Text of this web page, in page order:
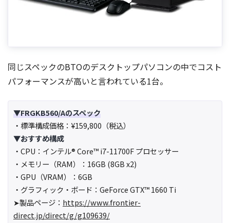
同じスペックのBTOのデスクトップパソコンの中でコスト
パフォーマンスが高いと言われている1台。
▼FRGKB560/Aのスペック
・標準構成価格：¥159,800（税込）
▼おすすめ構成
・CPU：インテル® Core™ i7-11700F プロセッサー
・メモリー（RAM）：16GB (8GB x2)
・GPU（VRAM）：6GB
・グラフィック・ボード：GeForce GTX™ 1660 Ti
➤製品ページ： https://www.frontier-
direct.jp/direct/g/g109639/